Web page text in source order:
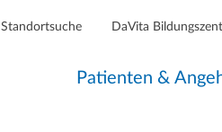
Standortsuche DaVita
Patienten &